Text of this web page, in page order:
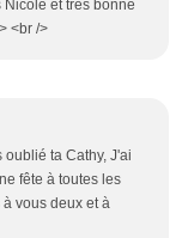
Nicole et très bonne
<br />
ta Cathy, J'ai
fête à toutes les
vous deux et à